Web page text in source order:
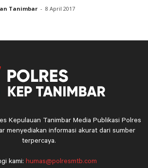
Tanimbar - 8 April 2017
Kepulauan Tanimbar Media Publikasi Polres
menyediakan informasi akurat dari sumber
terpercaya.
kami: humas@polresmtb.com